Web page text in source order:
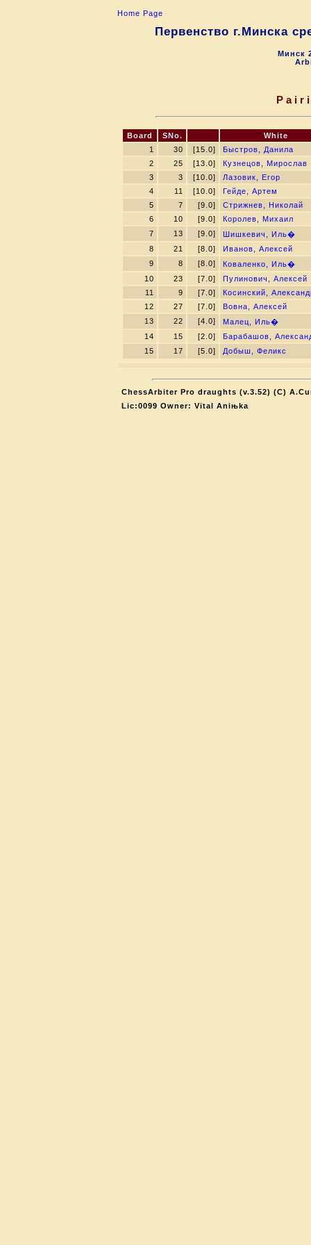
Home Page
Первенство г.Минска
Минск
Board SNo.
White
1
30 [15.0]
Быстров, Данила
2
25 [13.0]
Кузнецов, Мирослав
3
3 [10.0]
Лазовик, Егор
4
11 [10.0]
Гейде, Артем
5
7 [9.0]
Стрижнев, Николай
6
10 [9.0]
Королев, Михаил
7
13 [9.0]
Шишкевич, Иль�
8
21 [8.0]
Иванов, Алексей
9
8 [8.0]
Коваленко, Иль�
10
23 [7.0]
Пулинович, Алексей
11
9 [7.0]
Косинский,
12
27 [7.0]
Вовна, Алексей
13
22 [4.0]
Малец, Иль�
14
15 [2.0]
Барабашов,
15
17 [5.0] Добыш, Феликс
ChessArbiter Pro draughts (v.3.52) (C)
Lic:0099 Owner: Vital Aniњka